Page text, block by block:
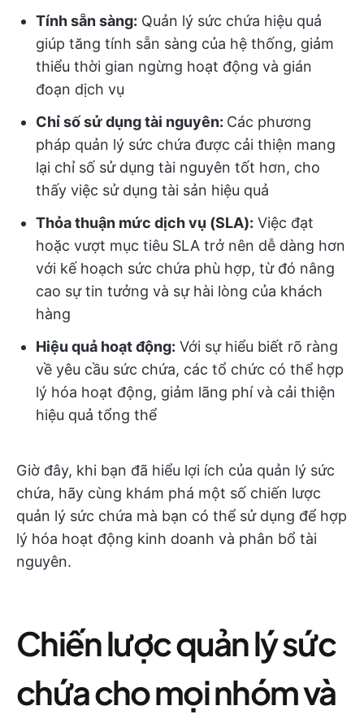
Tính sẵn sàng: Quản lý sức chứa hiệu quả
giúp tăng tính sẵn sàng của hệ thống, giảm
thiểu thời gian ngừng hoạt động và gián
đoạn dịch vụ
Chỉ số sử dụng tài nguyên: Các phương
pháp quản lý sức chứa được cải thiện mang
lại chỉ số sử dụng tài nguyên tốt hơn, cho
thấy việc sử dụng tài sản hiệu quả
Thỏa thuận mức dịch vụ (SLA): Việc đạt
hoặc vượt mục tiêu SLA trở nên dễ dàng hơn
với kế hoạch sức chứa phù hợp, từ đó nâng
cao sự tin tưởng và sự hài lòng của khách
hàng
Hiệu quả hoạt động: Với sự hiểu biết rõ ràng
về yêu cầu sức chứa, các tổ chức có thể hợp
lý hóa hoạt động, giảm lãng phí và cải thiện
hiệu quả tổng thể
Giờ đây, khi bạn đã hiểu lợi ích của quản lý sức
chứa, hãy cùng khám phá một số chiến lược
quản lý sức chứa mà bạn có thể sử dụng để hợp
lý hóa hoạt động kinh doanh và phân bổ tài
nguyên.
Chiến lược quản lý sức
chứa cho mọi nhóm và